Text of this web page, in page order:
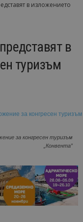
в изложението
в
туризъм
за конгресен туризъм
„Конвента”